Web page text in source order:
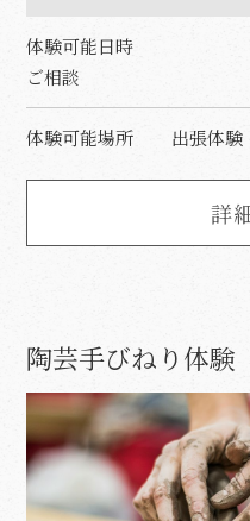
体験可能日時
ご相談
体験可能場所 出張体験
詳
陶芸手びねり体験